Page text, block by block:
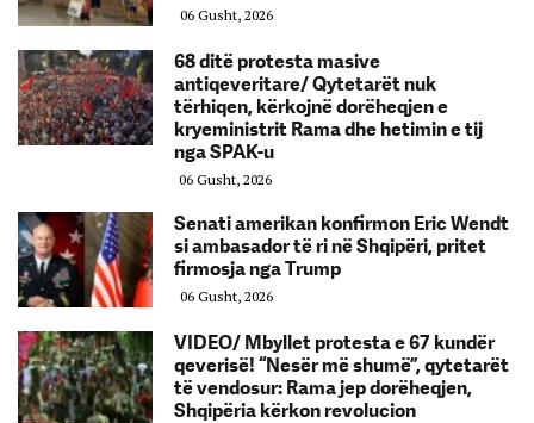
06 Gusht, 2026
68 ditë protesta masive
antiqeveritare/ Qytetarët nuk
tërhiqen, kërkojnë dorëheqjen e
kryeministrit Rama dhe hetimin e tij
nga SPAK-u
06 Gusht, 2026
Senati amerikan konfirmon Eric Wendt
si ambasador të ri në Shqipëri, pritet
firmosja nga Trump
06 Gusht, 2026
VIDEO/ Mbyllet protesta e 67 kundër
qeverisë! “Nesër më shumë”, qytetarët
të vendosur: Rama jep dorëheqjen,
Shqipëria kërkon revolucion